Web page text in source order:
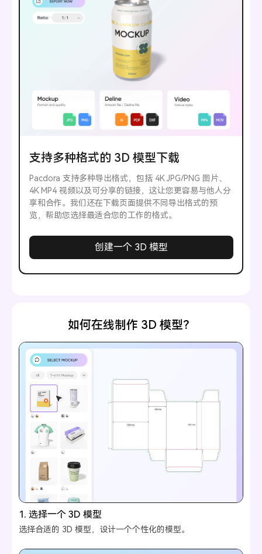
支持多种格式的 3D 模型下载
Pacdora 支持多种导出格式，包括 4K JPG/PNG 图片、
4K MP4 视频以及可分享的链接，这让您更容易与他人分
享和合作。我们还在下载页面提供不同导出格式的预
览，帮助您选择最适合您的工作的格式。
创建一个 3D 模型
如何在线制作 3D 模型？
1. 选择一个 3D 模型
选择合适的 3D 模型，设计一个个性化的模型。